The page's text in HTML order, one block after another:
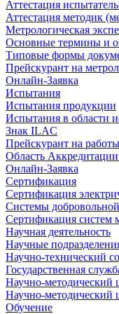
Аттестация
Аттестация методик
Метрологическая
Основные термины и
Типовые формы
Прейскурант на
Онлайн-Заявка
Испытания
Испытания продукции
Испытания в области
Знак ILAC
Прейскурант на
Область
Онлайн-Заявка
Сертификация
Сертификация
Системы
Сертификация систем
Научная деятельность
Научные
Научно-технический
Государственная
Научно-методический
Научно-методический
Обучение